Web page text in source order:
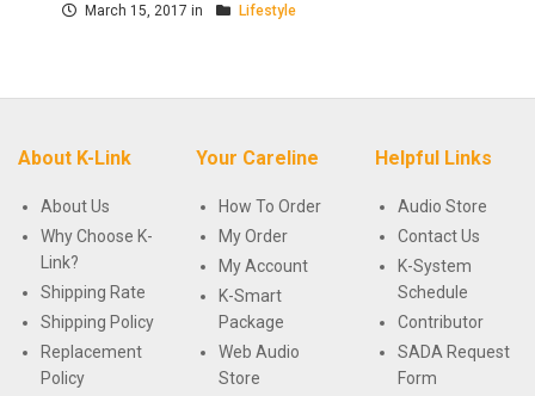
March 15, 2017 in Lifestyle
About K-Link
About Us
Why Choose K-
Link?
Shipping Rate
Shipping Policy
Replacement
Policy
Your Careline
How To Order
My Order
My Account
K-Smart
Package
Web Audio
Store
Helpful Links
Audio Store
Contact Us
K-System
Schedule
Contributor
SADA Request
Form